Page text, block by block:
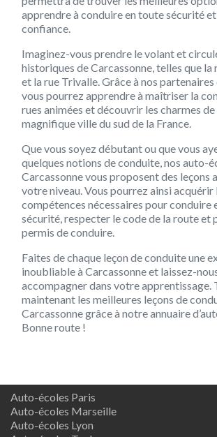
apprendre à conduire en toute sécurité
confiance.
Imaginez-vous prendre le volant et
historiques de Carcassonne, telles que la
et la rue Trivalle. Grâce à nos partenaires
vous pourrez apprendre à maîtriser la
rues animées et découvrir les charmes
magnifique ville du sud de la France.
Que vous soyez débutant ou que vous
quelques notions de conduite, nos auto-
Carcassonne vous proposent des leçons
votre niveau. Vous pourrez ainsi acquérir
compétences nécessaires pour conduire
sécurité, respecter le code de la route et
permis de conduire.
Faites de chaque leçon de conduite une
inoubliable à Carcassonne et laissez-
accompagner dans votre apprentissage.
maintenant les meilleures leçons de
Carcassonne grâce à notre annuaire
Bonne route !
Auto-écoles Paris
Auto-écoles Marseille
Auto-écoles Lyon